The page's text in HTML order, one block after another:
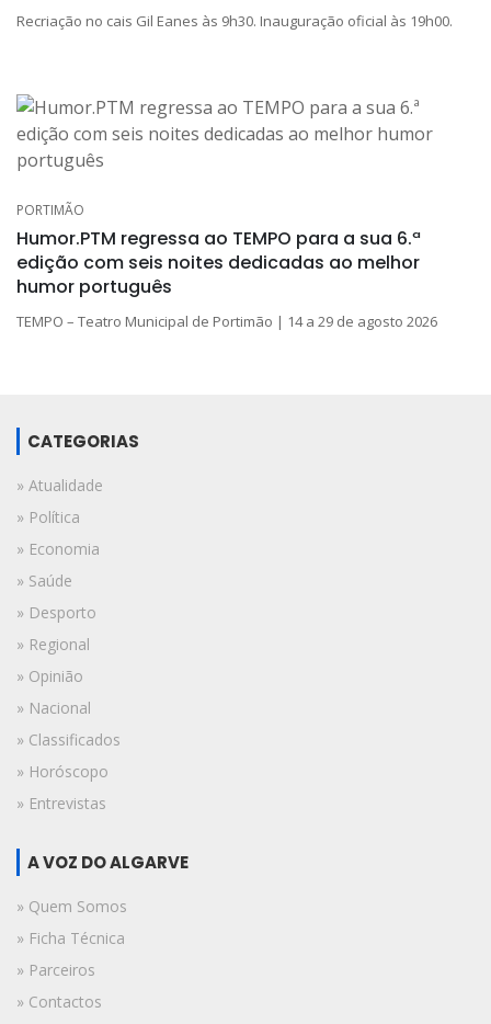
Recriação no cais Gil Eanes às 9h30. Inauguração oficial às 19h00.
PORTIMÃO
Humor.PTM regressa ao TEMPO para a sua 6.ª
edição com seis noites dedicadas ao melhor
humor português
TEMPO – Teatro Municipal de Portimão | 14 a 29 de agosto 2026
CATEGORIAS
» Atualidade
» Política
» Economia
» Saúde
» Desporto
» Regional
» Opinião
» Nacional
» Classificados
» Horóscopo
» Entrevistas
A VOZ DO ALGARVE
» Quem Somos
» Ficha Técnica
» Parceiros
» Contactos